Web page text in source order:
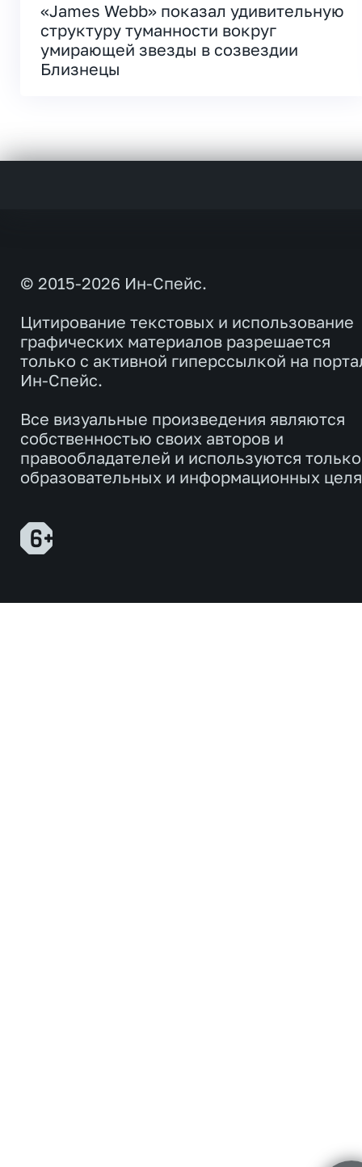
«James Webb» показал удивительную
структуру туманности вокруг
умирающей звезды в созвездии
Близнецы
© 2015-2026 Ин-Спейс.
Цитирование текстовых и использование
графических материалов разрешается
только с активной гиперссылкой на
Ин-Спейс.
Все визуальные произведения являются
собственностью своих авторов и
правообладателей и используются
образовательных и информационных